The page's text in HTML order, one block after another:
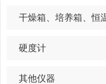
干燥箱、培养箱、恒
硬度计
其他仪器